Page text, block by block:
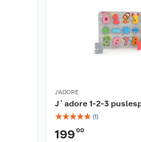
J'ADORE
J`adore 1-2-3
☆☆☆☆☆ (1)
199 00